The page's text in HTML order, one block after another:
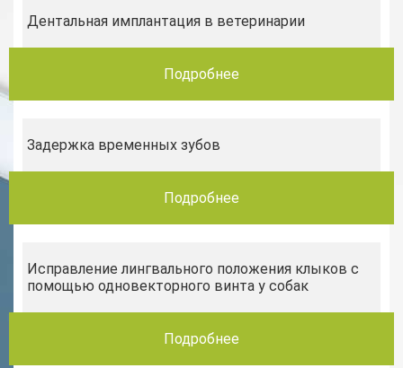
Дентальная имплантация в ветеринарии
Подробнее
Задержка временных зубов
Подробнее
Исправление лингвального положения клыков c
помощью одновекторного винта у собак
Подробнее